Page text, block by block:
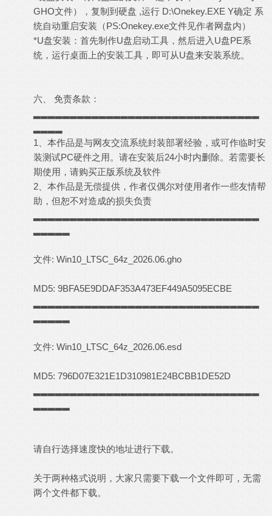
GHO文件），复制到硬盘 ,运行 D:\Onekey.EXE Y确定 系
统自动重启安装（PS:Onekey.exe文件见作者网盘内）
*U盘安装：首先制作U盘启动工具，然后进入U盘PE系
统，运行桌面上的安装工具，即可从U盘来安装系统。
六、 免责条款：
1、本作品是与网友交流系统封装部署经验，或可作临时安
装测试PC硬件之用。请在安装后24小时内删除。若需要长
期使用，请购买正版系统及软件
2、本作品是无偿提供，作者仅偶尔对使用者作一些友情帮
助，但恕不对造成的损失负责
文件: Win10_LTSC_64z_2026.06.gho
MD5: 9BFA5E9DDAF353A473EF449A5095ECBE
文件: Win10_LTSC_64z_2026.06.esd
MD5: 796D07E321E1D310981E24BCBB1DE52D
请自行选择速度快的地址进行下载。
关于两种格式说明，大家只需要下载一个文件即可，无需
两个文件都下载。